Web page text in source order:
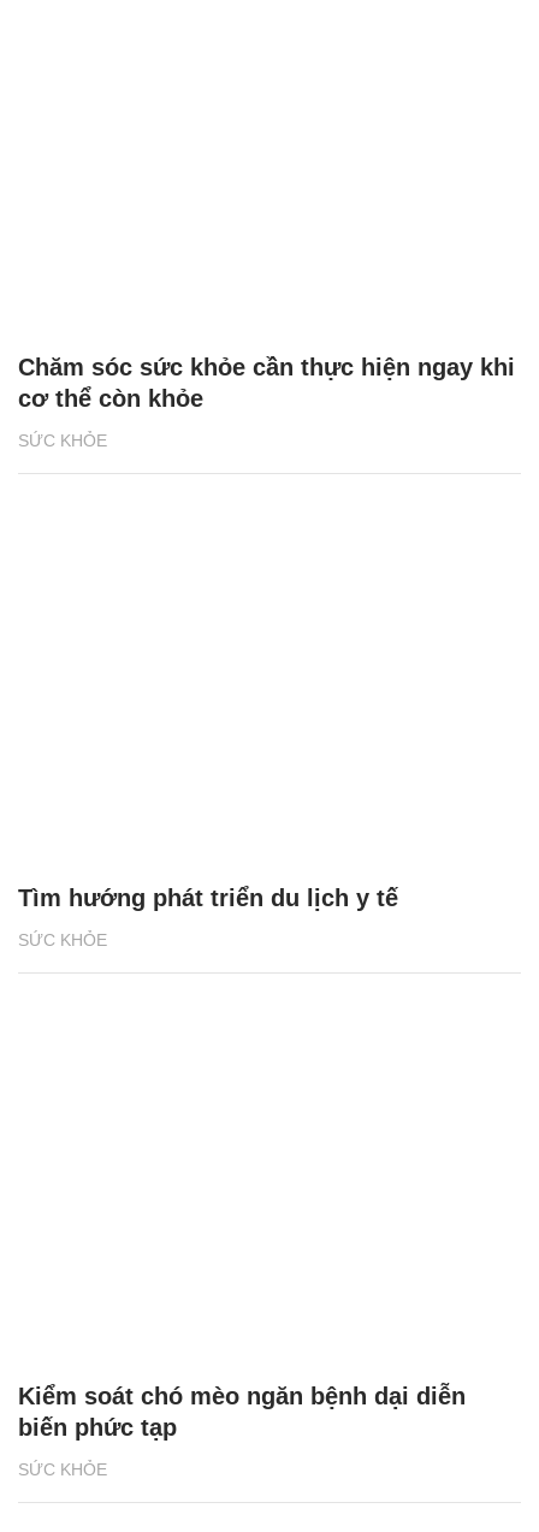
SỨC KHỎE
Chăm sóc sức khỏe cần thực hiện ngay khi
cơ thể còn khỏe
SỨC KHỎE
Tìm hướng phát triển du lịch y tế
SỨC KHỎE
Kiểm soát chó mèo ngăn bệnh dại diễn
biến phức tạp